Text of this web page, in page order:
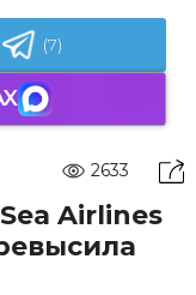
(7)
2633
Airlines